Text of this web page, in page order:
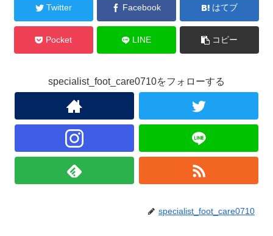
Twitter Facebook はてブ
Pocket LINE コピー
specialist_foot_care0710をフォローする
specialist_foot_care0710